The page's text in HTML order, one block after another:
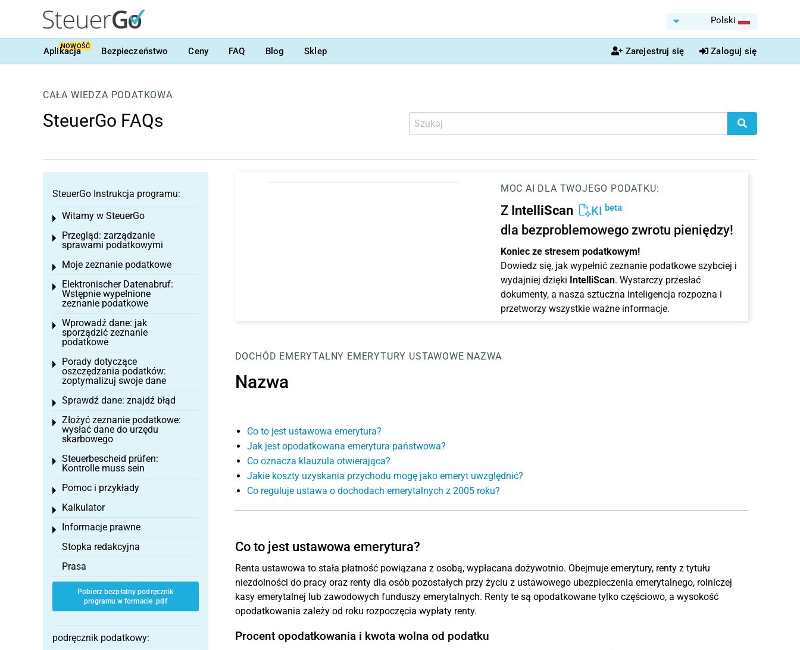
Polski
Aplikacja
NOWOŚĆ Bezpieczeństwo Ceny FAQ Blog Sklep Zarejestruj się Zaloguj się
CAŁA WIEDZA PODATKOWA
SteuerGo FAQs
MOC AI DLA TWOJEGO PODATKU:
Z IntelliScan KI beta
dla bezproblemowego zwrotu pieniędzy!
Koniec ze stresem podatkowym!
Dowiedz się, jak wypełnić zeznanie podatkowe szybciej i
wydajniej dzięki IntelliScan. Wystarczy przesłać
dokumenty, a nasza sztuczna inteligencja rozpozna i
przetworzy wszystkie ważne informacje.
DOCHÓD EMERYTALNY EMERYTURY USTAWOWE NAZWA
Nazwa
Co to jest ustawowa emerytura?
Jak jest opodatkowana emerytura państwowa?
Co oznacza klauzula otwierająca?
Jakie koszty uzyskania przychodu mogę jako emeryt uwzględnić?
Co reguluje ustawa o dochodach emerytalnych z 2005 roku?
Co to jest ustawowa emerytura?
Renta ustawowa to stała płatność powiązana z osobą, wypłacana dożywotnio. Obejmuje emerytury, renty z tytułu
niezdolności do pracy oraz renty dla osób pozostałych przy życiu z ustawowego ubezpieczenia emerytalnego, rolniczej
kasy emerytalnej lub zawodowych funduszy emerytalnych. Renty te są opodatkowane tylko częściowo, a wysokość
opodatkowania zależy od roku rozpoczęcia wypłaty renty.
Procent opodatkowania i kwota wolna od podatku
SteuerGo Instrukcja programu:
Witamy w SteuerGo
Toggle menu
Przegląd: zarządzanie
sprawami podatkowymi
Toggle menu
Moje zeznanie podatkowe
Toggle menu
Elektronischer Datenabruf:
Wstępnie wypełnione
zeznanie podatkowe
Toggle menu
Wprowadź dane: jak
sporządzić zeznanie
podatkowe
Toggle menu
Porady dotyczące
oszczędzania podatków:
zoptymalizuj swoje dane
Toggle menu
Sprawdź dane: znajdź błąd
Toggle menu
Złożyć zeznanie podatkowe:
wysłać dane do urzędu
skarbowego
Toggle menu
Steuerbescheid prüfen:
Kontrolle muss sein
Toggle menu
Pomoc i przykłady
Toggle menu
Kalkulator
Toggle menu
Informacje prawne
Toggle menu
Stopka redakcyjna
Prasa
Pobierz bezpłatny podręcznik
programu w formacie .pdf
podręcznik podatkowy: